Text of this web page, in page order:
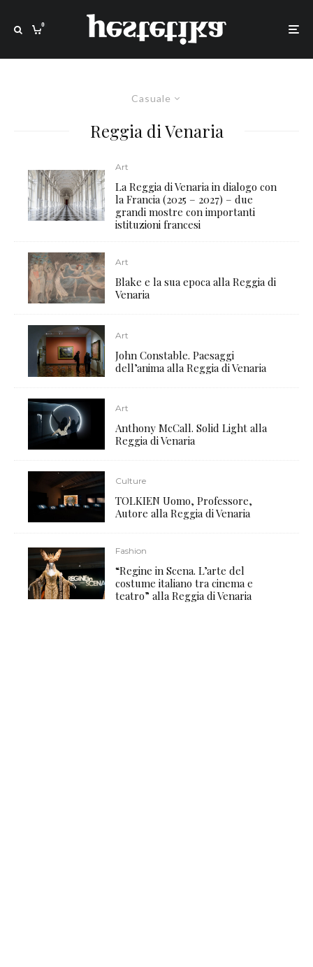
0
Casuale
Reggia di Venaria
Art
La Reggia di Venaria in dialogo con
la Francia (2025 – 2027) – due
grandi mostre con importanti
istituzioni francesi
Art
Blake e la sua epoca alla Reggia di
Venaria
Art
John Constable. Paesaggi
dell’anima alla Reggia di Venaria
Art
Anthony McCall. Solid Light alla
Reggia di Venaria
Culture
TOLKIEN Uomo, Professore,
Autore alla Reggia di Venaria
Fashion
“Regine in Scena. L’arte del
costume italiano tra cinema e
teatro” alla Reggia di Venaria